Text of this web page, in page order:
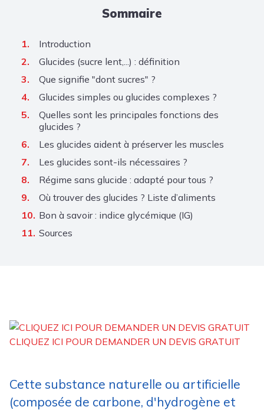
Sommaire
Introduction
Glucides (sucre lent,...) : définition
Que signifie "dont sucres" ?
Glucides simples ou glucides complexes ?
Quelles sont les principales fonctions des
glucides ?
Les glucides aident à préserver les muscles
Les glucides sont-ils nécessaires ?
Régime sans glucide : adapté pour tous ?
Où trouver des glucides ? Liste d’aliments
Bon à savoir : indice glycémique (IG)
Sources
CLIQUEZ ICI POUR DEMANDER UN DEVIS GRATUIT
Cette substance naturelle ou artificielle
(composée de carbone, d'hydrogène et